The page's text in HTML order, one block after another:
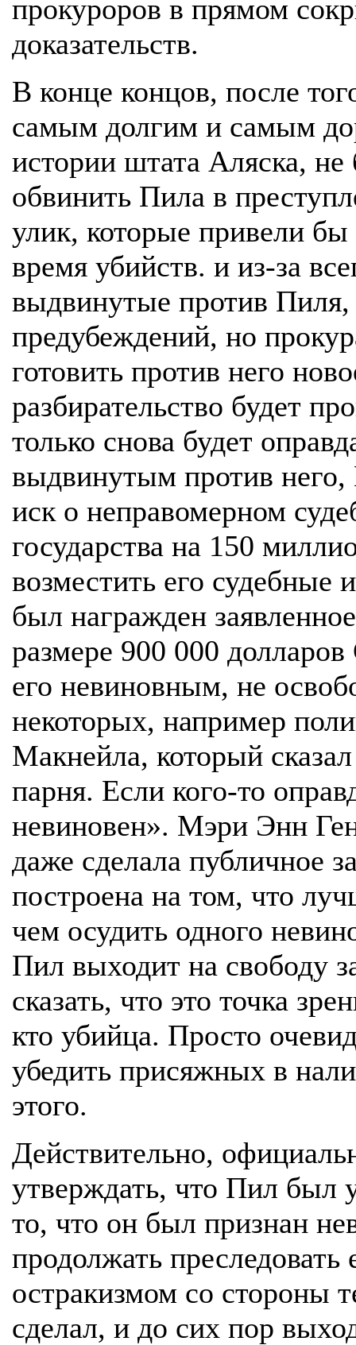
прокуроров в прямом
доказательств.
В конце концов, после
самым долгим и самым
истории штата Аляска,
обвинить Пила в
улик, которые привели бы
время убийств. и из-за
выдвинутые против
предубеждений, но
готовить против него
разбирательство будет
только снова будет
выдвинутым против
иск о неправомерном
государства на 150
возместить его судебные
был награжден
размере 900 000
его невиновным, не
некоторых, например
Макнейла, который
парня. Если кого-то
невиновен». Мэри Энн
даже сделала публичное
построена на том, что
чем осудить одного
Пил выходит на свободу
сказать, что это точка
кто убийца. Просто
убедить присяжных в
этого.
Действительно,
утверждать, что Пил был
то, что он был признан
продолжать преследовать
остракизмом со стороны
сделал, и до сих пор